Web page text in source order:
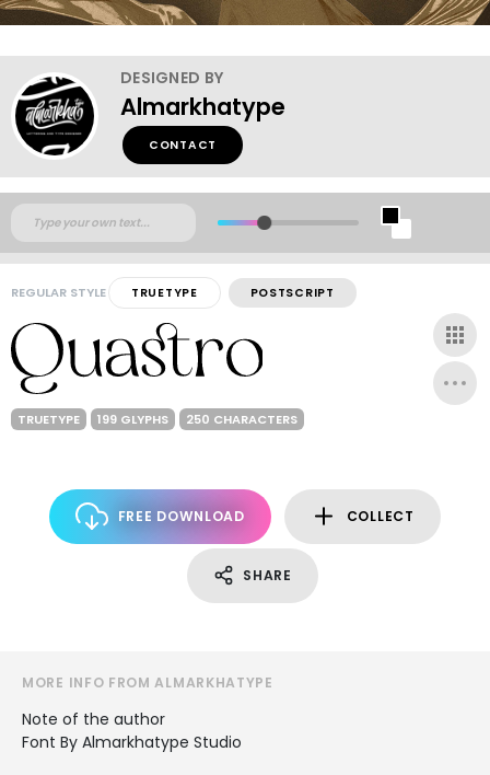
DESIGNED BY
Almarkhatype
CONTACT
REGULAR STYLE TRUETYPE POSTSCRIPT
TRUETYPE 199 GLYPHS 250 CHARACTERS
FREE DOWNLOAD COLLECT
SHARE
MORE INFO FROM ALMARKHATYPE
Note of the author
Font By Almarkhatype Studio